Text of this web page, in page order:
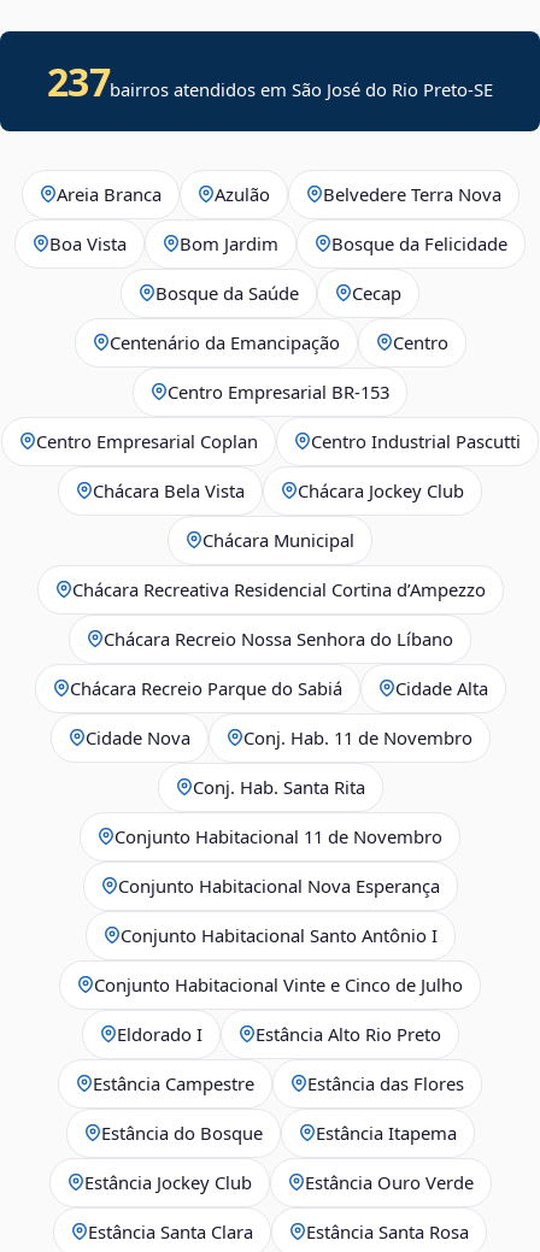
237bairros atendidos emSão José do Rio Preto-SE
Areia Branca Azulão Belvedere Terra Nova
Boa Vista Bom Jardim Bosque da Felicidade
Bosque da Saúde Cecap
Centenário da Emancipação Centro
Centro Empresarial BR-153
Centro Empresarial Coplan Centro Industrial Pascutti
Chácara Bela Vista Chácara Jockey Club
Chácara Municipal
Chácara Recreativa Residencial Cortina d’Ampezzo
Chácara Recreio Nossa Senhora do Líbano
Chácara Recreio Parque do Sabiá Cidade Alta
Cidade Nova Conj. Hab. 11 de Novembro
Conj. Hab. Santa Rita
Conjunto Habitacional 11 de Novembro
Conjunto Habitacional Nova Esperança
Conjunto Habitacional Santo Antônio I
Conjunto Habitacional Vinte e Cinco de Julho
Eldorado I Estância Alto Rio Preto
Estância Campestre Estância das Flores
Estância do Bosque Estância Itapema
Estância Jockey Club Estância Ouro Verde
Estância Santa Clara Estância Santa Rosa